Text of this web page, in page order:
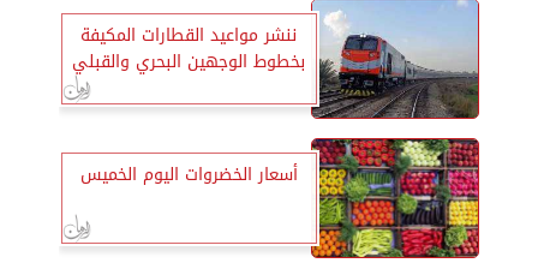
ننشر مواعيد القطارات المكيفة
بخطوط الوجهين البحري والقبلي
أسعار الخضروات اليوم الخميس